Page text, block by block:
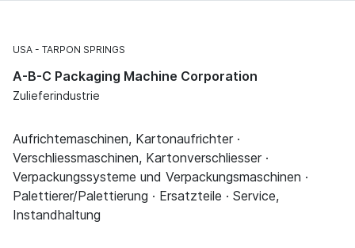
USA TARPON SPRINGS
A-B-C Packaging Machine Corporation
Zulieferindustrie
Aufrichtemaschinen, Kartonaufrichter ·
Verschliessmaschinen, Kartonverschliesser ·
Verpackungssysteme und Verpackungsmaschinen ·
Palettierer/Palettierung · Ersatzteile · Service,
Instandhaltung